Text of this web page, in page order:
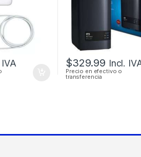
$329.99 Incl.
Precio en efectivo o
transferencia